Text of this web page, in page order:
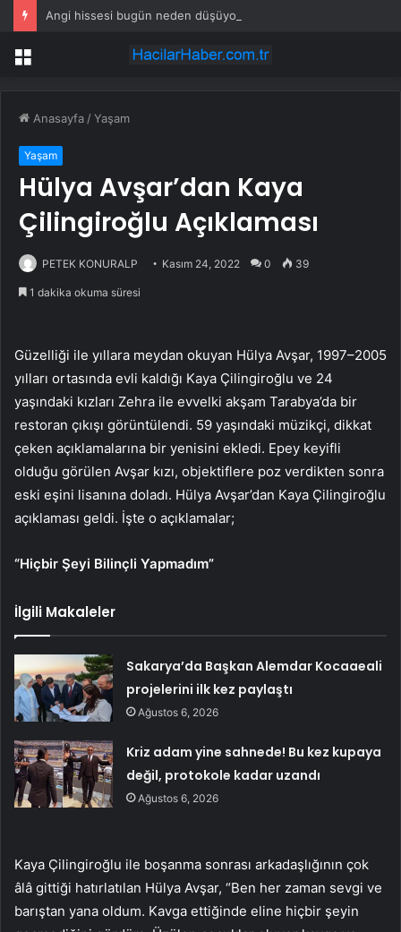
Angi hissesi bugün neden düşüyor?
Menü
Anasayfa /Yaşam
Yaşam
Hülya Avşar’dan Kaya
Çilingiroğlu Açıklaması
PETEK KONURALP Kasım 24, 2022 0 39
1 dakika okuma süresi
Güzelliği ile yıllara meydan okuyan Hülya Avşar, 1997–2005
yılları ortasında evli kaldığı Kaya Çilingiroğlu ve 24
yaşındaki kızları Zehra ile evvelki akşam Tarabya’da bir
restoran çıkışı görüntülendi. 59 yaşındaki müzikçi, dikkat
çeken açıklamalarına bir yenisini ekledi. Epey keyifli
olduğu görülen Avşar kızı, objektiflere poz verdikten sonra
eski eşini lisanına doladı. Hülya Avşar’dan Kaya Çilingiroğlu
açıklaması geldi. İşte o açıklamalar;
“Hiçbir Şeyi Bilinçli Yapmadım”
İlgili Makaleler
Sakarya’da Başkan Alemdar Kocaaeali
projelerini ilk kez paylaştı
Ağustos 6, 2026
Kriz adam yine sahnede! Bu kez kupaya
değil, protokole kadar uzandı
Ağustos 6, 2026
Kaya Çilingiroğlu ile boşanma sonrası arkadaşlığının çok
âlâ gittiği hatırlatılan Hülya Avşar, “Ben her zaman sevgi ve
barıştan yana oldum. Kavga ettiğinde eline hiçbir şeyin